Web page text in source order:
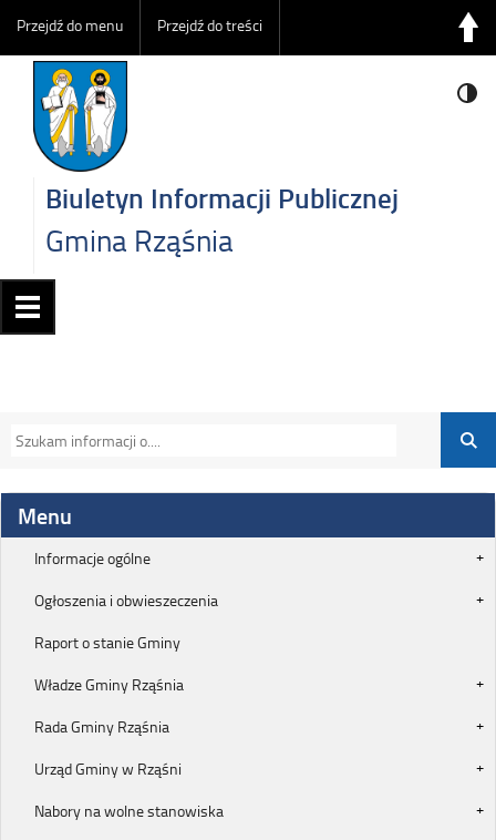
Przejdź do menu Przejdź do treści
Biuletyn Informacji Publicznej
Gmina Rząśnia
Menu
Informacje ogólne
Ogłoszenia i obwieszeczenia
Raport o stanie Gminy
Władze Gminy Rząśnia
Rada Gminy Rząśnia
Urząd Gminy w Rząśni
Nabory na wolne stanowiska